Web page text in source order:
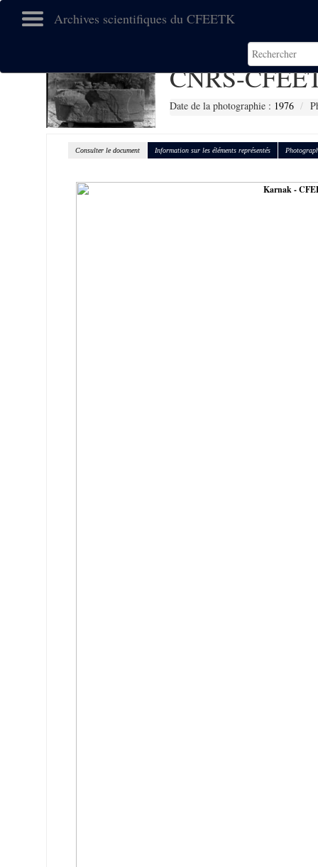
Archives scientifiques du CFEETK
CNRS-
Date de la photographie : 1976
Consulter le document Information sur les éléments représentés